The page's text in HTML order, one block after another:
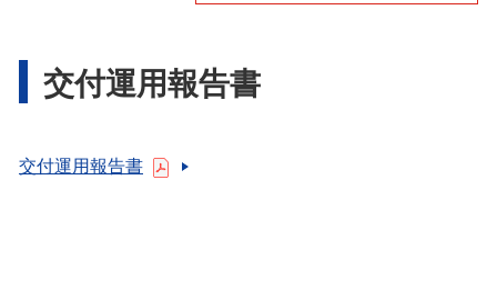
交付運用報告書
交付運用報告書